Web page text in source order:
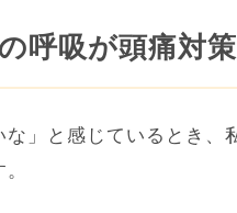
呼吸が頭痛対
な」と感じているとき